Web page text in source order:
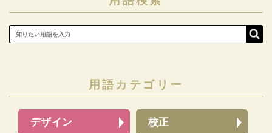
用語カテゴリー
デザイン 校正